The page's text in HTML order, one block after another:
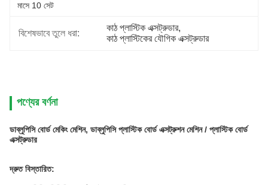
মাসে 10 সেট
বিশেষভাবে তুলে ধরা:
কাঠ প্লাস্টিক এক্সট্রুডার,
কাঠ প্লাস্টিকের যৌগিক এক্সট্রুডার
পণ্যের বর্ণনা
ডাব্লুপিসি বোর্ড মেকিং মেশিন, ডাব্লুপিসি প্লাস্টিক বোর্ড এক্সট্রুশন মেশিন / প্লাস্টিক বোর্ড
এক্সট্রুডার
দ্রুত বিস্তারিত: